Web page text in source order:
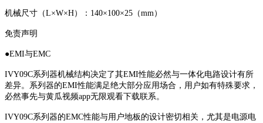
机械尺寸（L×W×H）：140×100×25（mm）
免责声明
●EMI与EMC
IVY09C系列器机械结构决定了其EMI性能必然与一体化电路设计有所
差异。系列器的EMI性能满足绝大部分应用场合，用户如有特殊要求，
必然事先与黄瓜视频app无限观看下载联系。
IVY09C系列器的EMC性能与用户地板的设计密切相关，尤其是电源电